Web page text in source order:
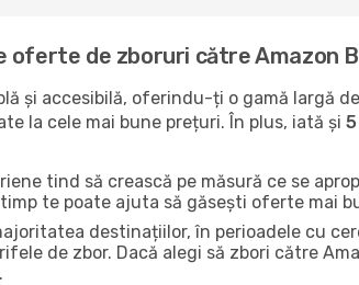
de zboruri către Amazon
și accesibilă, oferindu-ți o gamă largă
la cele mai bune prețuri. În plus, iată și
tind să crească pe măsură ce se
te poate ajuta să găsești oferte mai
destinațiilor, în perioadele cu
de zbor. Dacă alegi să zbori către